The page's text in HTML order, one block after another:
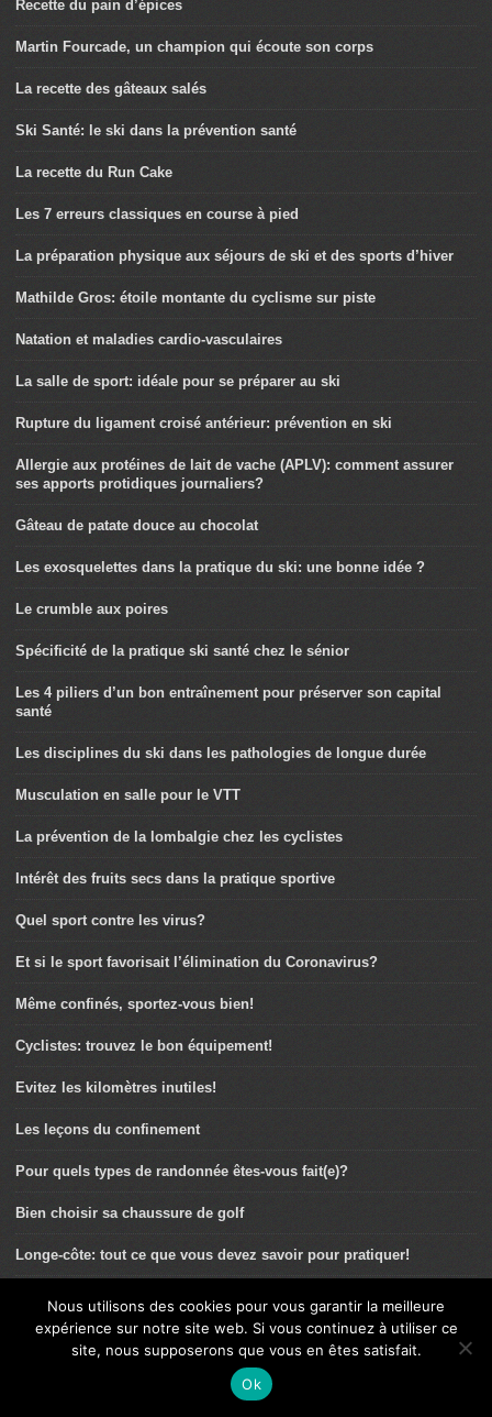
Recette du pain d’épices
Martin Fourcade, un champion qui écoute son corps
La recette des gâteaux salés
Ski Santé: le ski dans la prévention santé
La recette du Run Cake
Les 7 erreurs classiques en course à pied
La préparation physique aux séjours de ski et des sports d’hiver
Mathilde Gros: étoile montante du cyclisme sur piste
Natation et maladies cardio-vasculaires
La salle de sport: idéale pour se préparer au ski
Rupture du ligament croisé antérieur: prévention en ski
Allergie aux protéines de lait de vache (APLV): comment assurer
ses apports protidiques journaliers?
Gâteau de patate douce au chocolat
Les exosquelettes dans la pratique du ski: une bonne idée ?
Le crumble aux poires
Spécificité de la pratique ski santé chez le sénior
Les 4 piliers d’un bon entraînement pour préserver son capital
santé
Les disciplines du ski dans les pathologies de longue durée
Musculation en salle pour le VTT
La prévention de la lombalgie chez les cyclistes
Intérêt des fruits secs dans la pratique sportive
Quel sport contre les virus?
Et si le sport favorisait l’élimination du Coronavirus?
Même confinés, sportez-vous bien!
Cyclistes: trouvez le bon équipement!
Evitez les kilomètres inutiles!
Les leçons du confinement
Pour quels types de randonnée êtes-vous fait(e)?
Bien choisir sa chaussure de golf
Longe-côte: tout ce que vous devez savoir pour pratiquer!
Le coude du golfeur: prévention et traitement des principales
pathologies
Marie Dorin-Habert: « Je n’arrêterai jamais d’aller marcher en
Nous utilisons des cookies pour vous garantir la meilleure
expérience sur notre site web. Si vous continuez à utiliser ce
site, nous supposerons que vous en êtes satisfait.
Ok